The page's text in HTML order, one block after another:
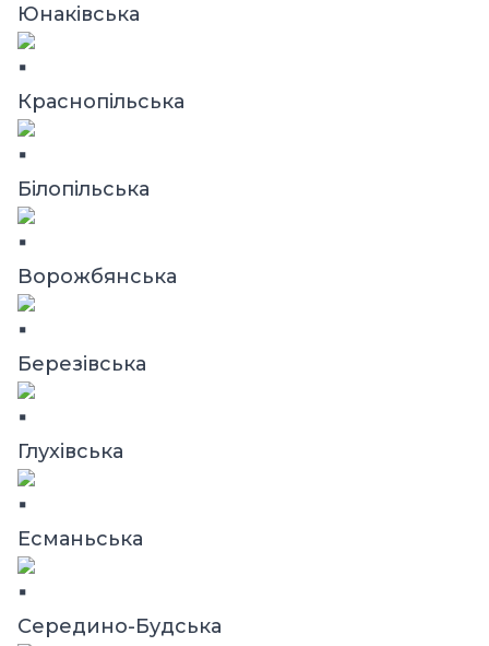
Юнаківська
Краснопільська
Білопільська
Ворожбянська
Березівська
Глухівська
Есманьська
Середино-Будська